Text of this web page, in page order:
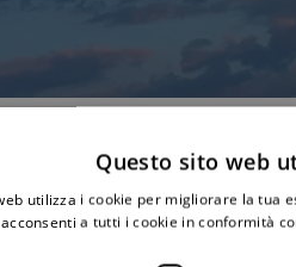
Questo sito web
utilizza i cookie per migliorare la tua
a tutti i cookie in conformità